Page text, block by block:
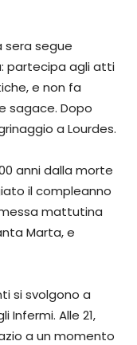
sera segue
partecipa agli atti
e non fa
sagace. Dopo
a Lourdes.
anni dalla morte
il compleanno
mattutina
Marta, e
si svolgono a
Infermi. Alle 21,
a un momento